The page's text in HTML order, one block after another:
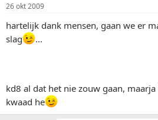
26 okt 2009
hartelijk dank mensen, gaan we er
slag
...
kd8 al dat het nie zouw gaan,
kwaad he